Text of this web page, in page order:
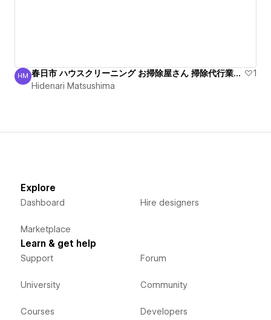
Hidenari Matsushima
HM 春日市 ハウスクリーニング お掃除屋さん 掃除代行業者出張
1
Hidenari Matsushima
Explore
Dashboard
Marketplace
Hire designers
Learn & get help
Support
University
Courses
Forum
Community
Developers